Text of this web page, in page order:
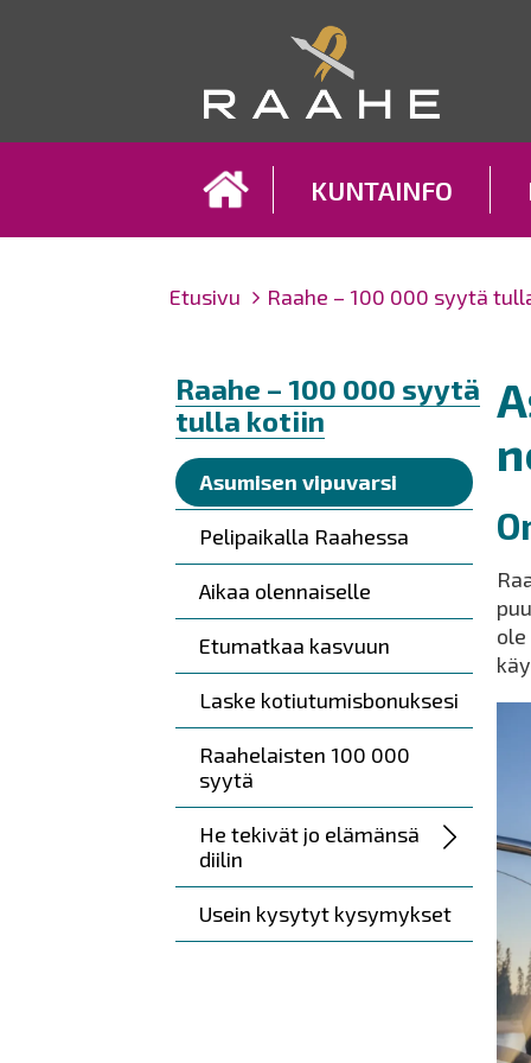
KUNTAINFO
Breadcrumbs
You
Etusivu Raahe – 100 000 syytä
Raahe – 100 000 syytä
tulla kotiin
Asumisen vipuvarsi
Pelipaikalla Raahessa
Aikaa olennaiselle
Etumatkaa kasvuun
Laske kotiutumisbonuksesi
Raahelaisten 100 000
syytä
He tekivät jo elämänsä
diilin
Usein kysytyt kysymykset